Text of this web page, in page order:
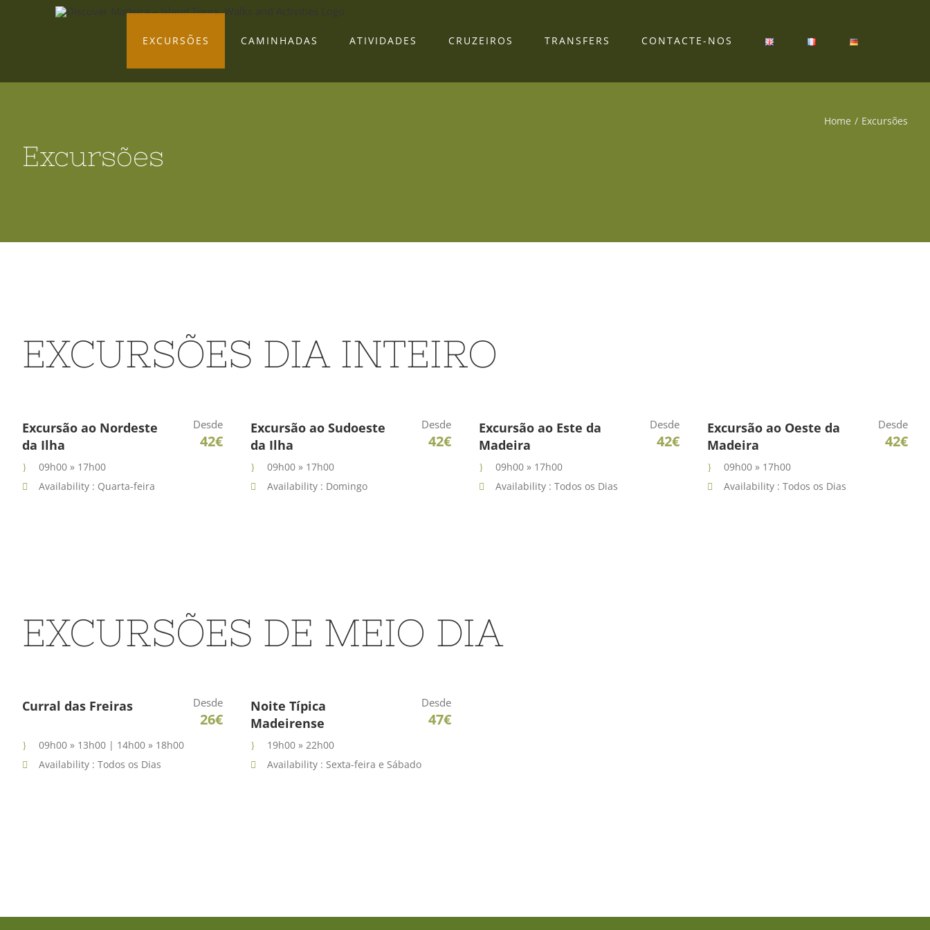
EXCURSÕES CAMINHADAS ATIVIDADES CRUZEIROS TRANSFERS CONTACTE-NOS
Excursões
Home Excursões
EXCURSÕES DIA INTEIRO
Excursão ao Nordeste
da Ilha
Desde
42€
09h00 » 17h00
Availability : Quarta-feira
Excursão ao Sudoeste
da Ilha
Desde
42€
09h00 » 17h00
Availability : Domingo
Excursão ao Este da
Madeira
Desde
42€
09h00 » 17h00
Availability : Todos os Dias
Excursão ao Oeste da
Madeira
Desde
42€
09h00 » 17h00
Availability : Todos os Dias
EXCURSÕES DE MEIO DIA
Curral das Freiras Desde
26€
09h00 » 13h00 | 14h00 » 18h00
Availability : Todos os Dias
Noite Típica
Madeirense
Desde
47€
19h00 » 22h00
Availability : Sexta-feira e Sábado